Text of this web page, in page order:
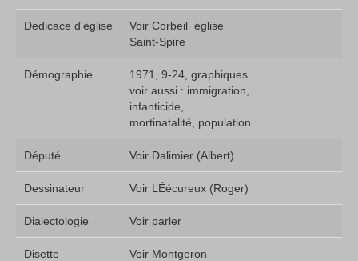
Dedicace d'église
Voir Corbeil  église
Saint-Spire
Démographie
1971, 9-24, graphiques 
voir aussi : immigration,
infanticide,
mortinatalité, population
Député Voir Dalimier (Albert)
Dessinateur Voir LÉécureux (Roger)
Dialectologie Voir parler
Disette Voir Montgeron